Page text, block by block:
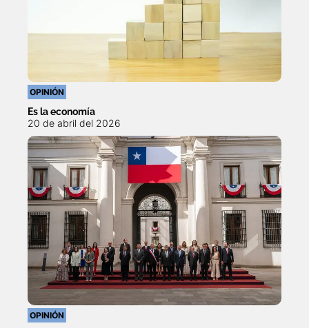
OPINIÓN
Es la economía
20 de abril del 2026
OPINIÓN